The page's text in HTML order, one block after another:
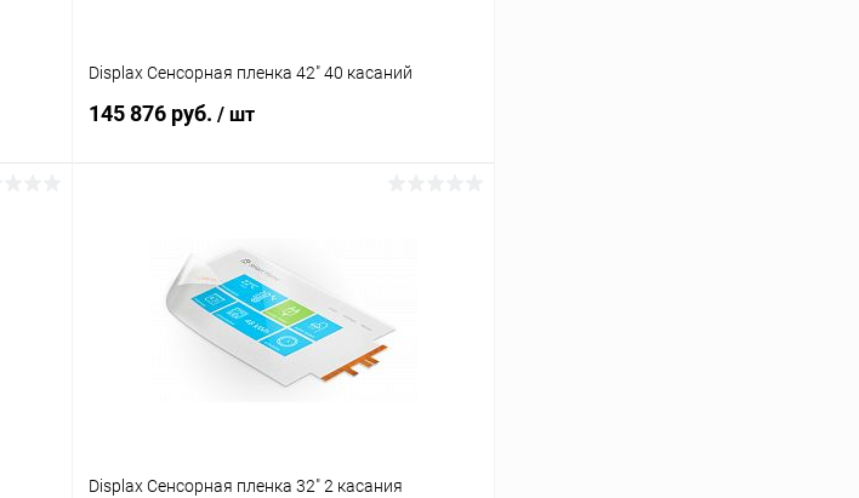
Displax Сенсорная пленка 42" 40 касаний
145 876 руб. / шт
Купить в 1 клик
В избранное Под заказ
Displax Сенсорная пленка 32" 2 касания